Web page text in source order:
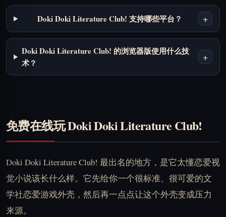
Doki Doki Literature Club! 支持哪些平台？ +
Doki Doki Literature Club! 的浏览器版使用什么技
术？
+
免费在线玩 Doki Doki Literature Club!
Doki Doki Literature Club! 最出名的地方，是它太懂恋爱视
觉小说该长什么样。它先给你一个很标准、很可爱的文
学社恋爱游戏外壳，然后再一点点让这个外壳变成压力
来源。